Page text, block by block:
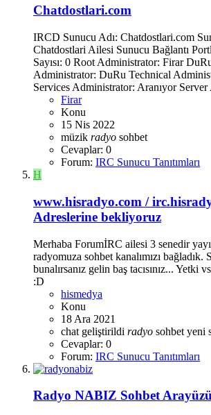
Chatdostlari.com
IRCD Sunucu Adı: Chatdostlari.com
Chatdostlari Ailesi Sunucu Bağlantı
Sayısı: 0 Root Administrator: Firar
Administrator: DuRu Technical
Services Administrator: Aranıyor
Firar
Konu
15 Nis 2022
müzik radyo sohbet
Cevaplar: 0
Forum: IRC Sunucu Tanıtımları
H
www.hisradyo.com /
Adreslerine bekliyoruz
Merhaba ForumİRC ailesi 3 senedir
radyomuza sohbet kanalımızı bağladık.
bunalırsanız gelin baş tacısınız... Yetki
:D
hismedya
Konu
18 Ara 2021
chat geliştirildi radyo sohbet yeni
Cevaplar: 0
Forum: IRC Sunucu Tanıtımları
Radyo NABIZ Sohbet